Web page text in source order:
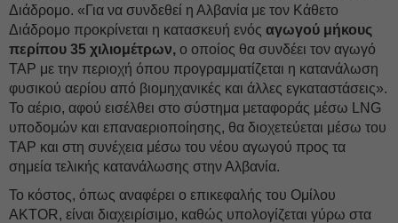
Διάδρομο. «Για να συνδεθεί η Αλβανία με τον Κάθετο
Διάδρομο προκρίνεται η κατασκευή ενός αγωγού μήκους
περίπου 35 χιλιομέτρων, ο οποίος θα συνδέει τον αγωγό
TAP με την περιοχή όπου προγραμματίζεται η κατανάλωση
φυσικού αερίου από βιομηχανικές και άλλες εγκαταστάσεις».
Το αέριο, αφού εισέλθει στο σύστημα μεταφοράς μέσω LNG
υποδομών και επαναεριοποίησης, θα διοχετεύεται μέσω του
TAP και στη συνέχεια μέσω του νέου αγωγού προς τα
σημεία τελικής κατανάλωσης στην Αλβανία.
Το κόστος, όπως αναφέρει ο επικεφαλής του Ομίλου
AKTOR, είναι διαχειρίσιμο, καθώς υπολογίζεται γύρω στα